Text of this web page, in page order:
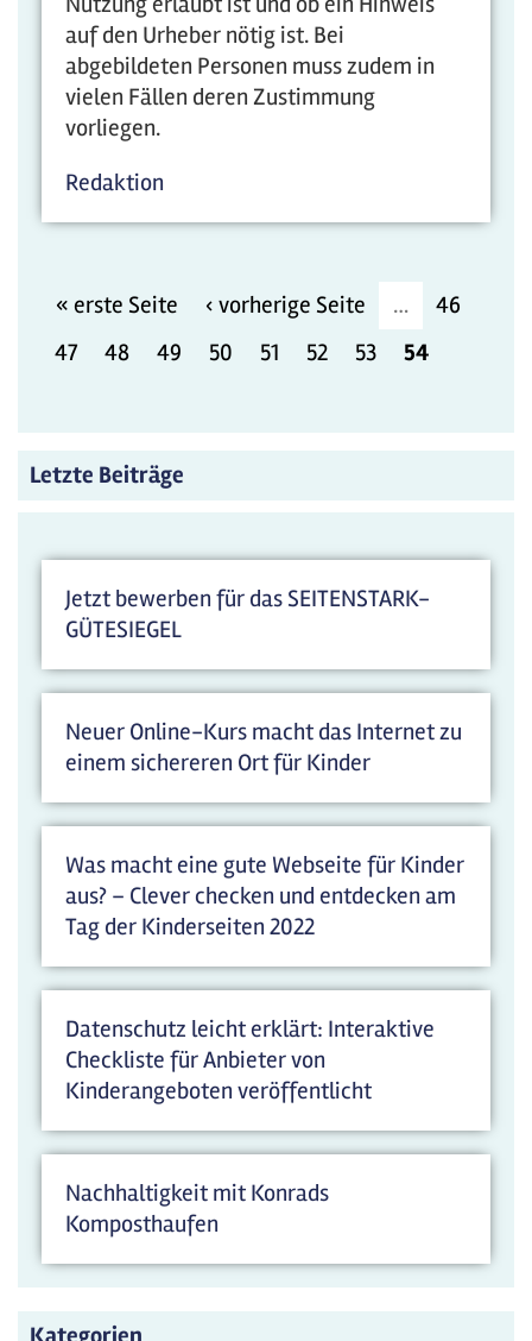
auf den Urheber nötig ist. Bei
abgebildeten Personen muss zudem in
vielen Fällen deren Zustimmung
vorliegen.
Redaktion
« erste Seite ‹ vorherige Seite …
46
47
48 49 50 51 52 53 54
Letzte Beiträge
Jetzt bewerben für das SEITENSTARK-
GÜTESIEGEL
Neuer Online-Kurs macht das Internet zu
einem sichereren Ort für Kinder
Was macht eine gute Webseite für Kinder
aus? – Clever checken und entdecken am
Tag der Kinderseiten 2022
Datenschutz leicht erklärt: Interaktive
Checkliste für Anbieter von
Kinderangeboten veröffentlicht
Nachhaltigkeit mit Konrads
Komposthaufen